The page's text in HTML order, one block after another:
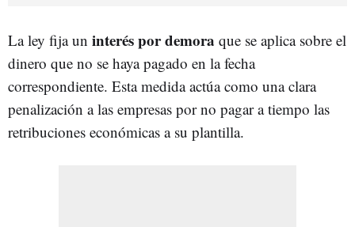
La ley fija un interés por demora que se aplica sobre el
dinero que no se haya pagado en la fecha
correspondiente. Esta medida actúa como una clara
penalización a las empresas por no pagar a tiempo las
retribuciones económicas a su plantilla.